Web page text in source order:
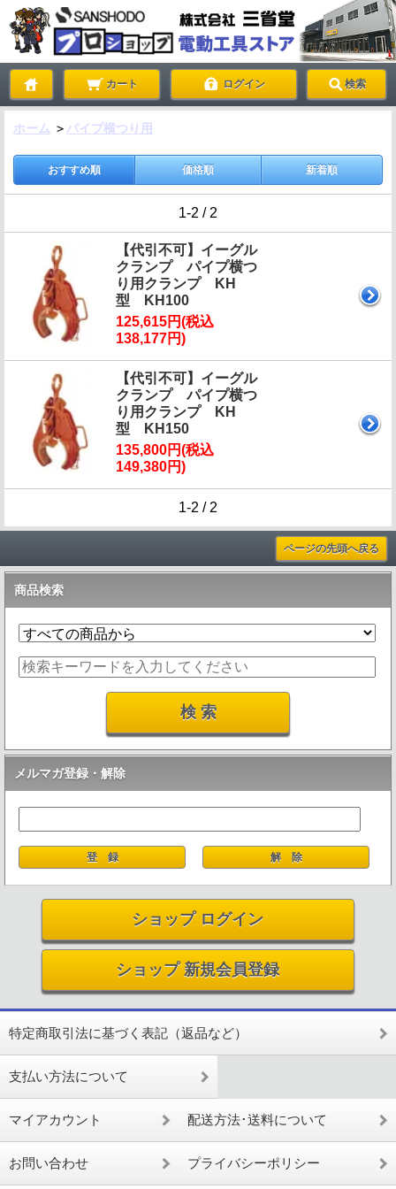
カート ログイン 検索
ホーム ＞ パイプ横つり用
おすすめ順 価格順 新着順
1-2 / 2
【代引不可】イーグル
クランプ パイプ横つ
り用クランプ KH
型 KH100
125,615円(税込
138,177円)
【代引不可】イーグル
クランプ パイプ横つ
り用クランプ KH
型 KH150
135,800円(税込
149,380円)
1-2 / 2
ページの先頭へ戻る
商品検索
メルマガ登録・解除
ショップ ログイン
ショップ 新規会員登録
特定商取引法に基づく表記（返品など）
支払い方法について
マイアカウント 配送方法･送料について
お問い合わせ プライバシーポリシー